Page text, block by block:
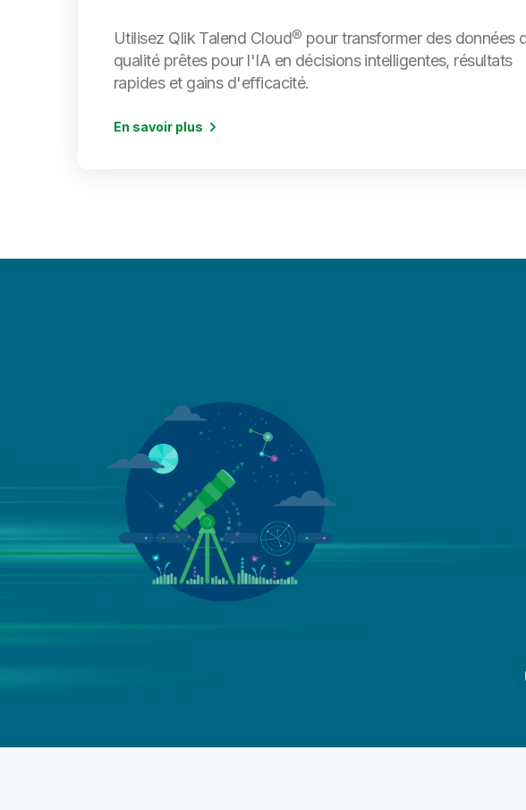
Utilisez Qlik Talend Cloud® pour transformer des données
qualité prêtes pour l'IA en décisions intelligentes, résultats
rapides et gains d'efficacité.
En savoir plus